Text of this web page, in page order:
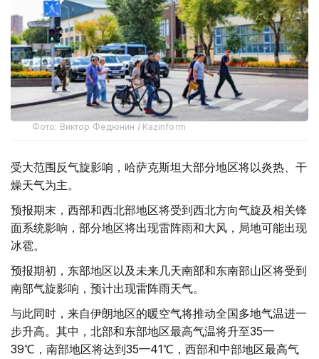
Фото: Виктор Федюнин / Kazinform
受大范围反气旋影响，哈萨克斯坦大部分地区将以炎热、干
燥天气为主。
预报期末，西部和西北部地区将受到西北方向气旋及相关锋
面系统影响，部分地区将出现雷阵雨和大风，局地可能出现
冰雹。
预报期初，东部地区以及未来几天南部和东南部山区将受到
南部气旋影响，预计出现雷阵雨天气。
与此同时，来自伊朗地区的暖空气将推动全国多地气温进一
步升高。其中，北部和东部地区最高气温将升至35—
39℃，南部地区将达到35—41℃，西部和中部地区最高气